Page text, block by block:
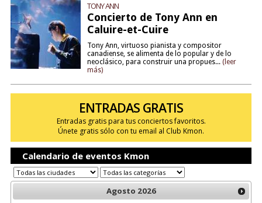
TONY ANN
Concierto de Tony Ann en
Caluire-et-Cuire
Tony Ann, virtuoso pianista y compositor
canadiense, se alimenta de lo popular y de lo
neoclásico, para construir una propues... (leer
más)
ENTRADAS GRATIS
Entradas gratis para tus conciertos favoritos.
Únete gratis sólo con tu email al Club Kmon.
Calendario de eventos Kmon
Agosto 2026